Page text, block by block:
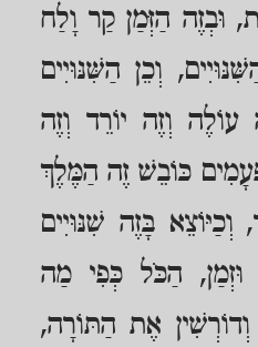
וּבְזֶה הַזְּמַן קַר וָלַח
וְכֵן הַשִּׁנּוּיִים
וְזֶה יוֹרֵד וְזֶה
כּוֹבֵשׁ זֶה הַמֶּלֶךְ
בָּזֶה שִׁנּוּיִים
הַכֹּל כְּפִי מַה
אֶת הַתּוֹרָה,